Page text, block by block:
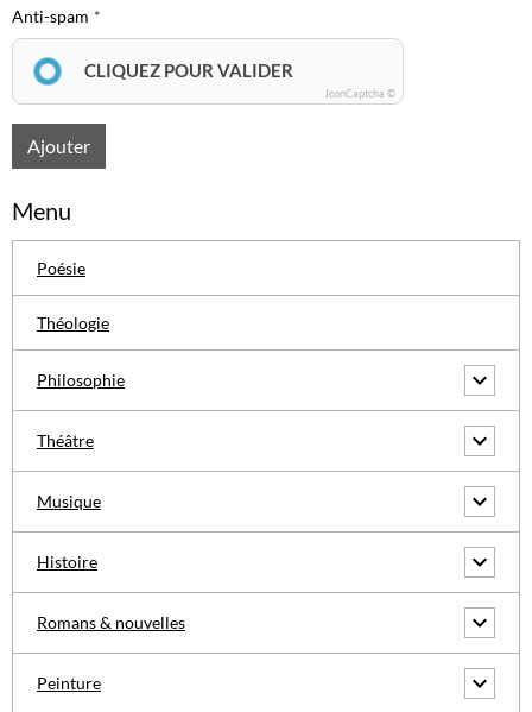
Anti-spam
CLIQUEZ POUR VALIDER
IconCaptcha ©
Ajouter
Menu
Poésie
Théologie
Philosophie
Théâtre
Musique
Histoire
Romans & nouvelles
Peinture